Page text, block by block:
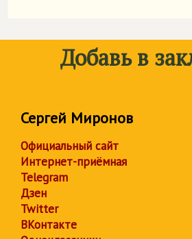
Добавь в
Сергей Миронов
Официальный сайт
Интернет-приёмная
Telegram
Дзен
Twitter
ВКонтакте